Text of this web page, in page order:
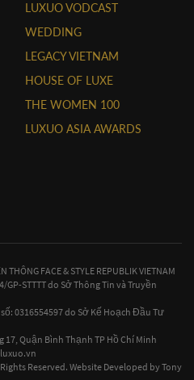
LUXUO VODCAST
WEDDING
LEGACY VIETNAM
HOUSE OF LUXE
THE WOMEN 100
LUXUO ASIA AWARDS
THÔNG FACE & STYLE REPUBLIK VIETNAM
STTTT do Sở Thông Tin và Truyền
0316554597 do Sở Kế Hoạch Đầu Tư
Quận Bình Thạnh TP Hồ Chí Minh
Reserved. Website Developed byTony